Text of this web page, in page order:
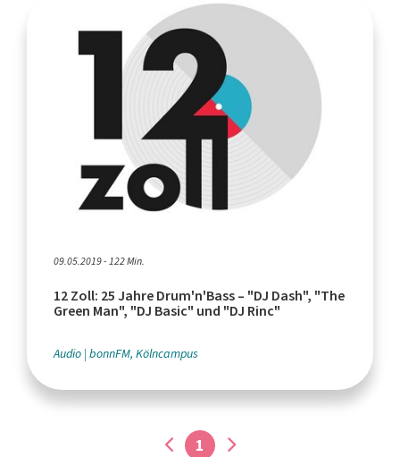
09.05.2019 - 122 Min.
12 Zoll: 25 Jahre Drum'n'Bass – "DJ Dash", "The
Green Man", "DJ Basic" und "DJ Rinc"
Audio bonnFM, Kölncampus
1